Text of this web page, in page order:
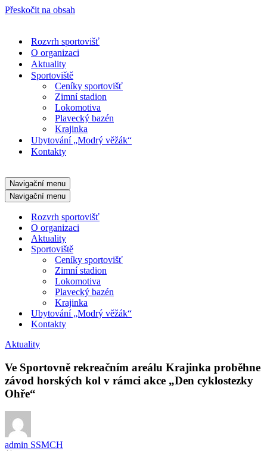
Přeskočit na obsah
Rozvrh sportovišť
O organizaci
Aktuality
Sportoviště
Ceníky sportovišť
Zimní stadion
Lokomotiva
Plavecký bazén
Krajinka
Ubytování „Modrý věžák“
Kontakty
Navigační menu
Navigační menu
Rozvrh sportovišť
O organizaci
Aktuality
Sportoviště
Ceníky sportovišť
Zimní stadion
Lokomotiva
Plavecký bazén
Krajinka
Ubytování „Modrý věžák“
Kontakty
Aktuality
Ve Sportovně rekreačním areálu Krajinka proběhne
závod horských kol v rámci akce „Den cyklostezky
Ohře“
admin SSMCH